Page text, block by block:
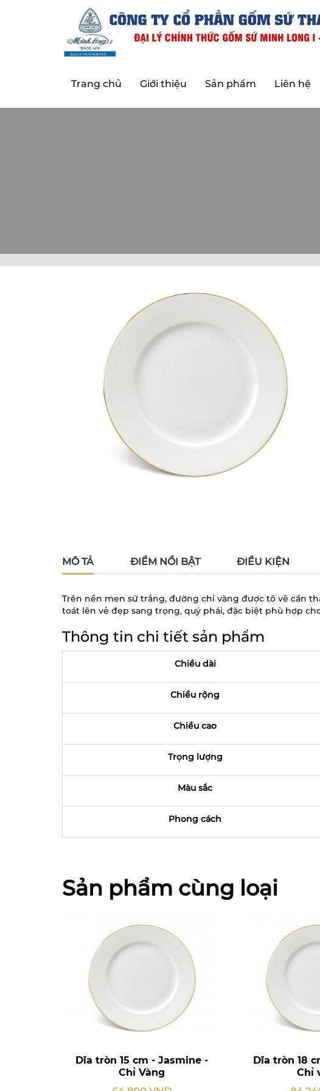
Trang chủ Giới thiệu Sản phẩm Liên hệ
MÔ TẢ ĐIỂM NỔI BẬT ĐIỀU KIỆN
Trên nền men sứ trắng, đường chỉ vàng được tô vẽ cẩn
toát lên vẻ đẹp sang trọng, quý phái, đặc biệt phù hợp
Thông tin chi tiết sản phẩm
Chiều dài
Chiều rộng
Chiều cao
Trọng lượng
Màu sắc
Phong cách
Sản phẩm cùng loại
Dĩa tròn 15 cm - Jasmine -
Chỉ Vàng
Dĩa tròn 18
Chỉ